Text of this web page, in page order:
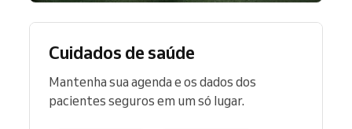
Cuidados de saúde
Mantenha sua agenda e os dados dos
pacientes seguros em um só lugar.